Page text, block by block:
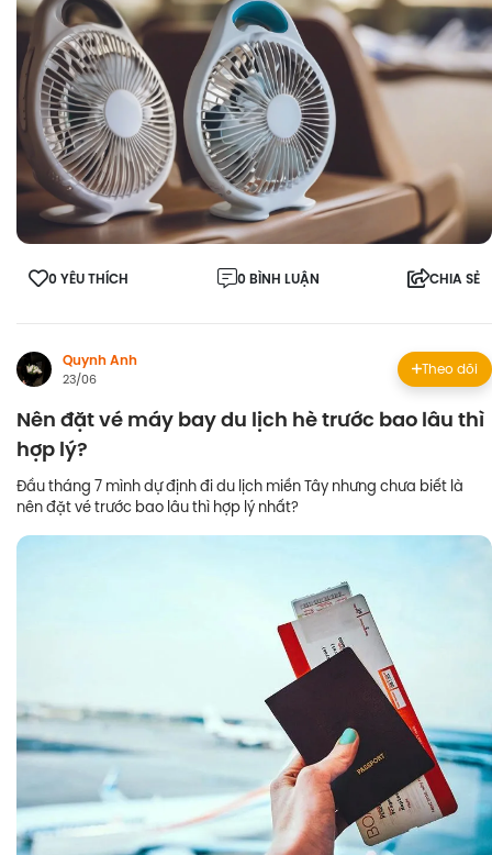
0 YÊU THÍCH 0 BÌNH LUẬN CHIA SẺ
Quynh Anh
23/06
Theo dõi
Nên đặt vé máy bay du lịch hè trước bao lâu thì
hợp lý?
Đầu tháng 7 mình dự định đi du lịch miền Tây nhưng chưa biết là
nên đặt vé trước bao lâu thì hợp lý nhất?